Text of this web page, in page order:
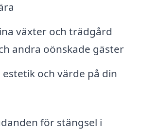
växter och trädgård
andra oönskade gäster
och värde på din
för stängsel i